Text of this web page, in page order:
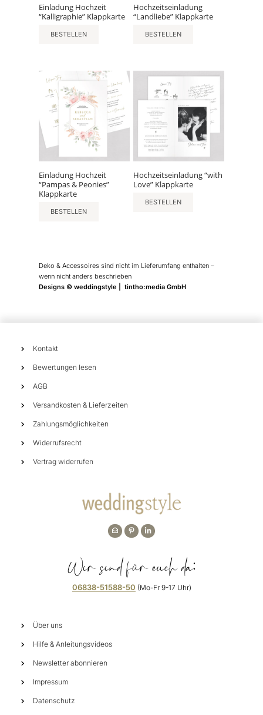
Einladung Hochzeit
“Kalligraphie” Klappkarte
BESTELLEN
Hochzeitseinladung
“Landliebe” Klappkarte
BESTELLEN
Einladung Hochzeit
“Pampas & Peonies”
Klappkarte
BESTELLEN
Hochzeitseinladung “with
Love” Klappkarte
BESTELLEN
Deko & Accessoires sind nicht im Lieferumfang enthalten –
wenn nicht anders beschrieben
Designs © weddingstyle | tintho:media GmbH
Kontakt
Bewertungen lesen
AGB
Versandkosten & Lieferzeiten
Zahlungsmöglichkeiten
Widerrufsrecht
Vertrag widerrufen
Wir sind für euch da:
06838-51588-50 (Mo-Fr 9-17 Uhr)
Über uns
Hilfe & Anleitungsvideos
Newsletter abonnieren
Impressum
Datenschutz